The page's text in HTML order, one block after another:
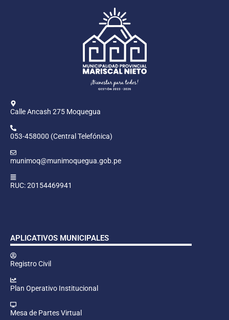
Calle Ancash 275 Moquegua
053-458000 (Central Telefónica)
munimoq@munimoquegua.gob.pe
RUC: 20154469941
APLICATIVOS MUNICIPALES
Registro Civil
Plan Operativo Institucional
Mesa de Partes Virtual